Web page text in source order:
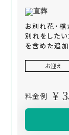
お別れ花・
別れをした
を含めた追
お迎え
料金例 ¥